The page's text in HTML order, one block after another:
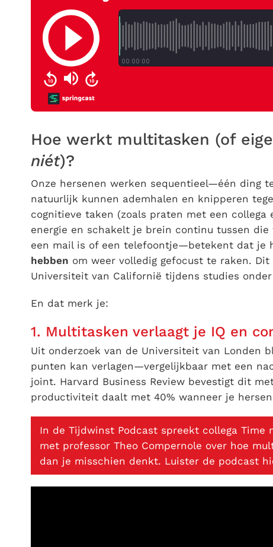
Hoe werkt multitasken (of
niét)?
Onze hersenen werken sequentieel—één ding
natuurlijk kunnen ademhalen en knipperen
cognitieve taken (zoals praten met een
energie en schakelt je brein continu tussen
een mail is of een telefoontje—betekent dat je
hebben om weer volledig gefocust te raken.
Universiteit van Californië tijdens studies
En dat merk je:
1. Multitasken verlaagt je IQ en
Uit onderzoek van de Universiteit van Londen
punten kan verlagen—vergelijkbaar met een
joint. Harvard Business Review bevestigt dit
productiviteit daalt met 40% wanneer je
In de Tijdwinst Podcast spreekt collega Time
met professor Theo Compernole over hoe
dan je misschien denkt. Luister de podcast